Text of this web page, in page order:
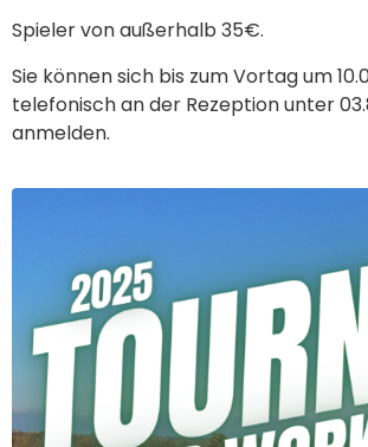
Spieler von außerhalb 35€.
Sie können sich bis zum Vortag um
telefonisch an der Rezeption unter
anmelden.